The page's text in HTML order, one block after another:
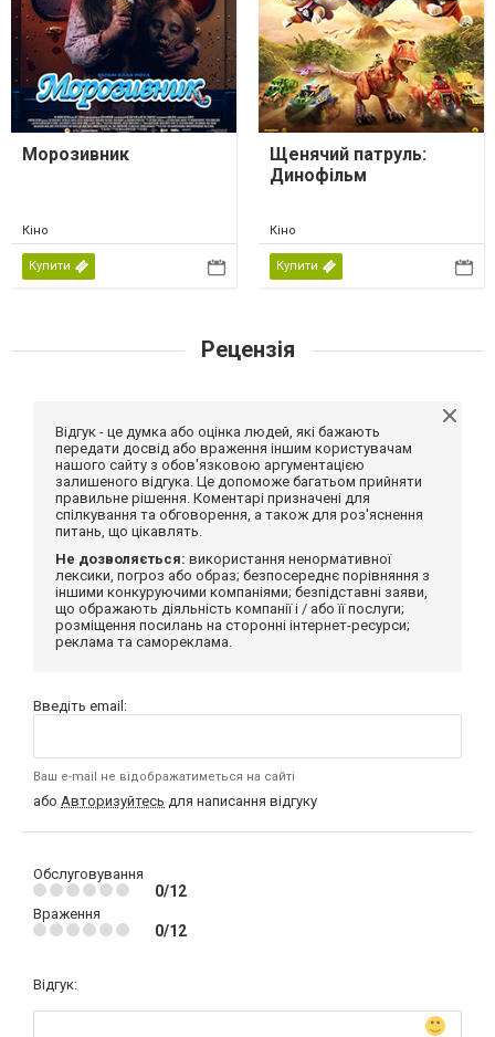
Морозивник
Кіно
Купити
Щенячий патруль:
Динофільм
Кіно
Купити
Рецензія
Відгук - це думка або оцінка людей, які бажають
передати досвід або враження іншим користувачам
нашого сайту з обов'язковою аргументацією
залишеного відгука. Це допоможе багатьом прийняти
правильне рішення. Коментарі призначені для
спілкування та обговорення, а також для роз'яснення
питань, що цікавлять.
Не дозволяється: використання ненормативної
лексики, погроз або образ; безпосереднє порівняння з
іншими конкуруючими компаніями; безпідставні заяви,
що ображають діяльність компанії і / або її послуги;
розміщення посилань на сторонні інтернет-ресурси;
реклама та самореклама.
Введіть email:
Ваш e-mail не відображатиметься на сайті
або Авторизуйтесь для написання відгуку
Обслуговування
0/12
Враження
0/12
Відгук: